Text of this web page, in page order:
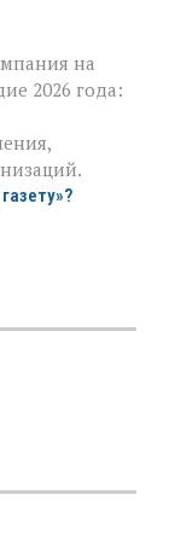
на
2026 года: